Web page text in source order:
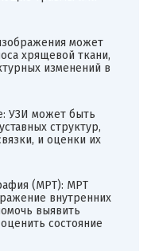
может
хрящевой ткани,
изменений в
УЗИ может быть
структур,
и оценки их
(МРТ): МРТ
внутренних
выявить
состояние